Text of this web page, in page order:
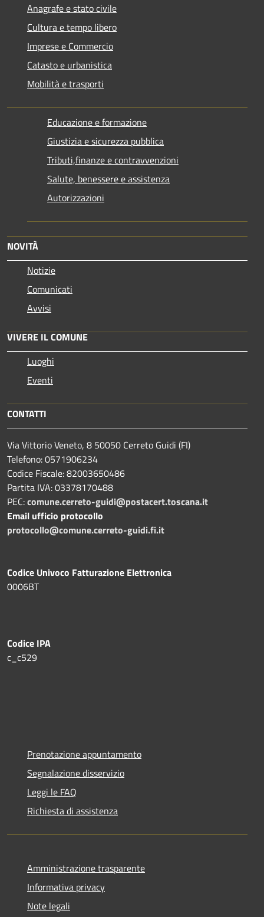
Anagrafe e stato civile
Cultura e tempo libero
Imprese e Commercio
Catasto e urbanistica
Mobilità e trasporti
Educazione e formazione
Giustizia e sicurezza pubblica
Tributi,finanze e contravvenzioni
Salute, benessere e assistenza
Autorizzazioni
NOVITÀ
Notizie
Comunicati
Avvisi
VIVERE IL COMUNE
Luoghi
Eventi
CONTATTI
Via Vittorio Veneto, 8 50050 Cerreto Guidi (FI)
Telefono: 0571906234
Codice Fiscale: 82003650486
Partita IVA: 03378170488
PEC:comune.cerreto-guidi@postacert.toscana.it
Email ufficio protocollo
protocollo@comune.cerreto-guidi.fi.it
Codice Univoco Fatturazione Elettronica
0006BT
Codice IPA
c_c529
Prenotazione appuntamento
Segnalazione disservizio
Leggi le FAQ
Richiesta di assistenza
Amministrazione trasparente
Informativa privacy
Note legali